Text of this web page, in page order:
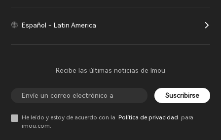
Español - Latin America
Recibe las últimas noticias de Imou
Suscribirse
He leído y estoy de acuerdo con la Política de privacidad para
imou.com.